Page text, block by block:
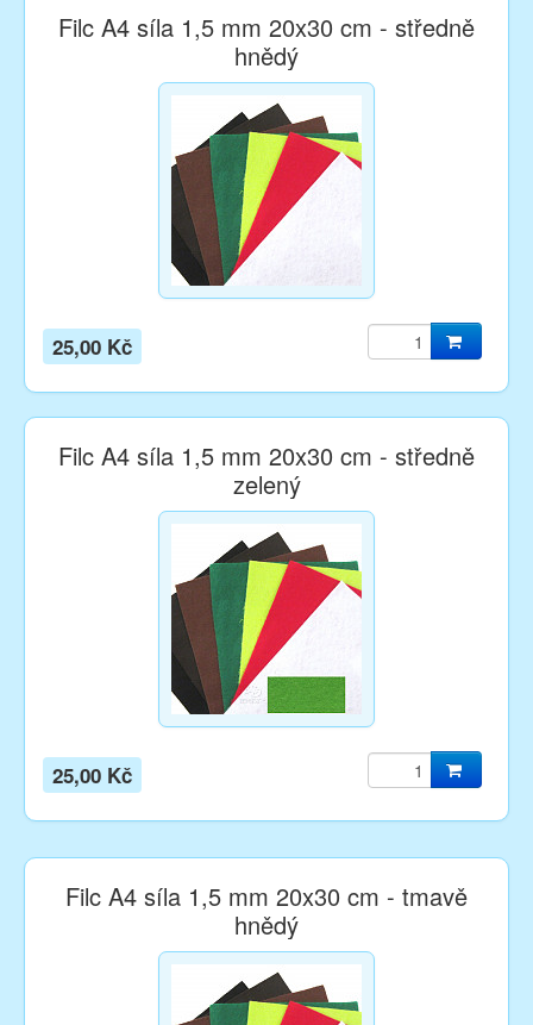
Filc A4 síla 1,5 mm 20x30 cm - středně
hnědý
25,00 Kč
Filc A4 síla 1,5 mm 20x30 cm - středně
zelený
25,00 Kč
Filc A4 síla 1,5 mm 20x30 cm - tmavě
hnědý